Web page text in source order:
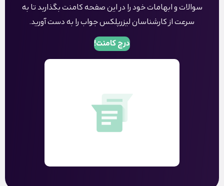
سوالات و ابهامات خود را در این صفحه کامنت بگذاربد تا به
سرعت از کارشناسان لیزرپلکس جواب را به دست آورید.
درج کامنت!